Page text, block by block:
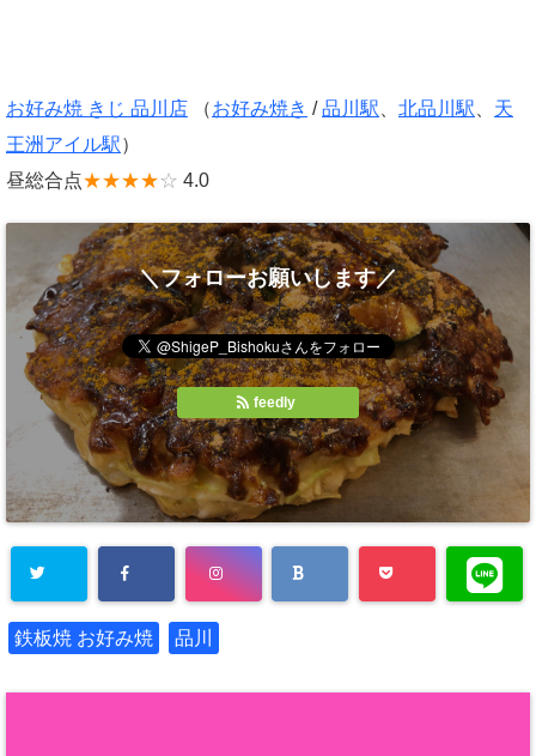
お好み焼 きじ 品川店 （お好み焼き /品川駅 北品川駅
天
王洲アイル駅）
昼総合点★★★★☆ 4.0
＼フォローお願いします／
feedly
鉄板焼 お好み焼 品川